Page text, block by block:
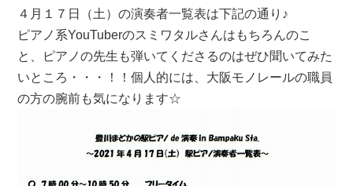
４月１７日（土）の演奏者一覧表は下記の通り♪
ピアノ系YouTuberのスミワタルさんはもちろんのこ
と、ピアノの先生も弾いてくださるのはぜひ聞いてみた
いところ・・・！！個人的には、大阪モノレールの職員
の方の腕前も気になります☆